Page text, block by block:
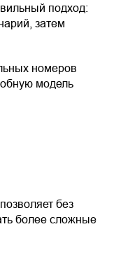
подход:
затем
номеров
модель
без
более сложные